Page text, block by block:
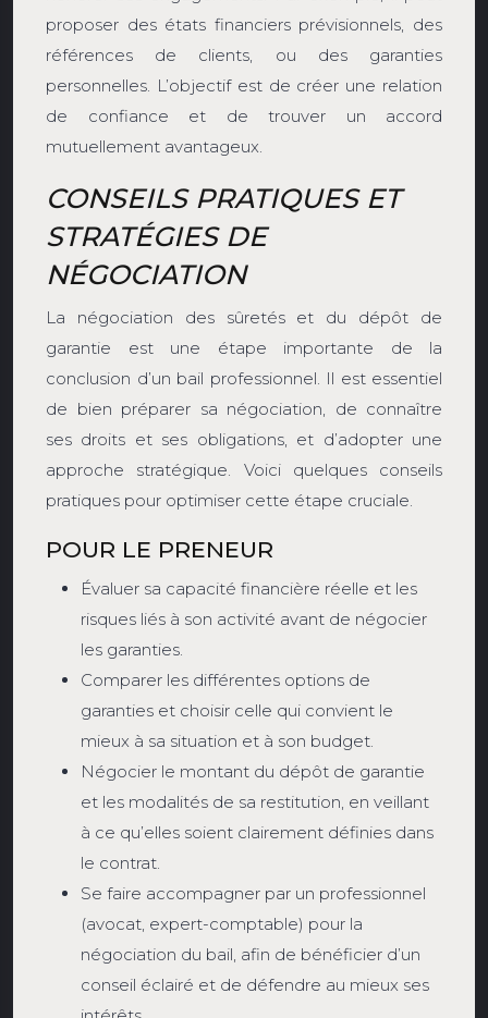
proposer des états financiers prévisionnels, des
références de clients, ou des garanties
personnelles. L’objectif est de créer une relation
de confiance et de trouver un accord
mutuellement avantageux.
CONSEILS PRATIQUES ET
STRATÉGIES DE
NÉGOCIATION
La négociation des sûretés et du dépôt de
garantie est une étape importante de la
conclusion d’un bail professionnel. Il est essentiel
de bien préparer sa négociation, de connaître
ses droits et ses obligations, et d’adopter une
approche stratégique. Voici quelques conseils
pratiques pour optimiser cette étape cruciale.
POUR LE PRENEUR
Évaluer sa capacité financière réelle et les
risques liés à son activité avant de négocier
les garanties.
Comparer les différentes options de
garanties et choisir celle qui convient le
mieux à sa situation et à son budget.
Négocier le montant du dépôt de garantie
et les modalités de sa restitution, en veillant
à ce qu’elles soient clairement définies dans
le contrat.
Se faire accompagner par un professionnel
(avocat, expert-comptable) pour la
négociation du bail, afin de bénéficier d’un
conseil éclairé et de défendre au mieux ses